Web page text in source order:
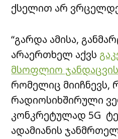
ქსელით არ
“გარდა ამისა,
არაერთხელ აქვს
მსოფლიო
რომელიც მიიჩნევს,
რადიოსიხშირული
კონკრეტულად 5G
ადამიანის